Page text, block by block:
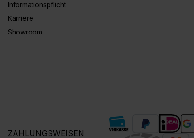
Informationspflicht
Karriere
Showroom
ZAHLUNGSWEISEN